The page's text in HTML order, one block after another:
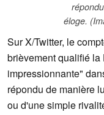
éloge.
Sur X/Twitter, le
brièvement qualifié la
impressionnante"
répondu de manière
ou d'une simple